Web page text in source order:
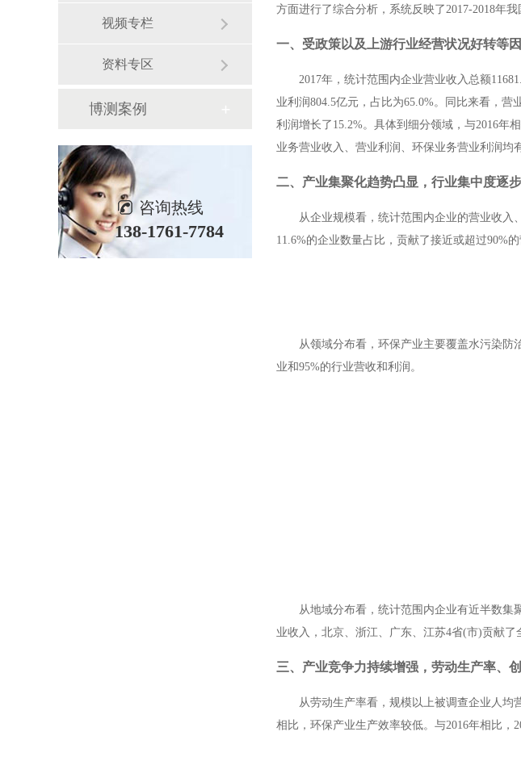
视频专栏
资料专区
博测案例
咨询热线
138-1761-7784
方面进行了综合分析，系统反映了2017-2018年我
一、受政策以及上游行业经营状况好转等
2017年，统计范围内企业营业收入总额
业利润804.5亿元，占比为65.0%。同比来看，营
利润增长了 15.2%。具体到细分领域，与2016年
业务营业收入、营业利润、环保业务营业利润均
二、产业集聚化趋势凸显，行业集中度逐
从企业规模看，统计范围内企业的营业收
11.6%的企业数量占比，贡献了接近或超过90%
从领域分布看，环保产业主要覆盖水污染防
业和95%的行业营收和利润。
从地域分布看，统计范围内企业有近半数集
业收入，北京、浙江、广东、江苏4省(市)贡献了
三、产业竞争力持续增强，劳动生产率、
从劳动生产率看，规模以上被调查企业人均
相比，环保产业生产效率较低。与2016年相比，